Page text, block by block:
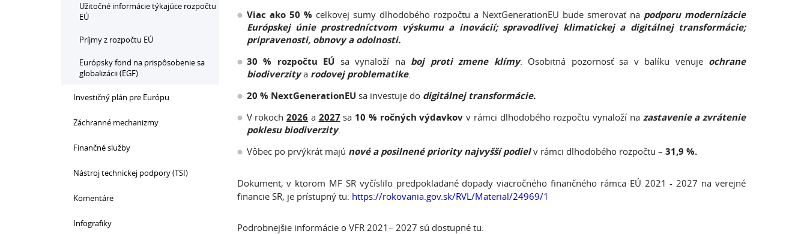
Viac ako 50 % celkovej sumy dlhodobého rozpočtu a NextGenerationEU bude smerovať na podporu modernizácie
Európskej únie prostredníctvom výskumu a inovácií; spravodlivej klimatickej a digitálnej transformácie;
pripravenosti, obnovy a odolnosti.
30 % rozpočtu EÚ sa vynaloží na boj proti zmene klímy. Osobitná pozornosť sa v balíku venuje ochrane
biodiverzitya rodovej problematike.
20 % NextGenerationEU sa investuje do digitálnej transformácie.
V rokoch 2026 a 2027 sa 10 % ročných výdavkov v rámci dlhodobého rozpočtu vynaloží na zastavenie a zvrátenie
poklesu biodiverzity.
Vôbec po prvýkrát majú nové a posilnené priority najvyšší podielv rámci dlhodobého rozpočtu – 31,9 %.
Dokument, v ktorom MF SR vyčíslilo predpokladané dopady viacročného finančného rámca EÚ 2021 - 2027 na verejné
financie SR, je prístupný tu: https://rokovania.gov.sk/RVL/Material/24969/1
Podrobnejšie informácie o VFR 2021– 2027 sú dostupné tu:
Užitočné informácie týkajúce rozpočtu
EÚ
Príjmy z rozpočtu EÚ
Európsky fond na prispôsobenie sa
globalizácii (EGF)
Investičný plán pre Európu
Záchranné mechanizmy
Finančné služby
Nástroj technickej podpory (TSI)
Komentáre
Infografiky